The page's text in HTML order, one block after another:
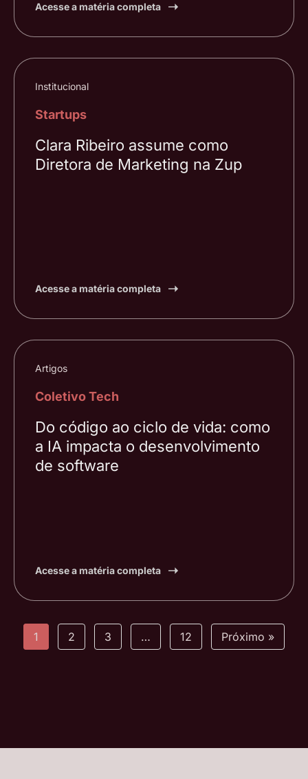
Acesse a matéria completa
Institucional
Startups
Clara Ribeiro assume como
Diretora de Marketing na Zup
Acesse a matéria completa
Artigos
Coletivo Tech
Do código ao ciclo de vida: como
a IA impacta o desenvolvimento
de software
Acesse a matéria completa
1 2 3 … 12 Próximo »